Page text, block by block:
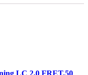
LC 2.0 FRET,50